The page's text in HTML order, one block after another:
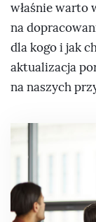
właśnie warto
na
dla kogo i jak
aktualizacja
na naszych